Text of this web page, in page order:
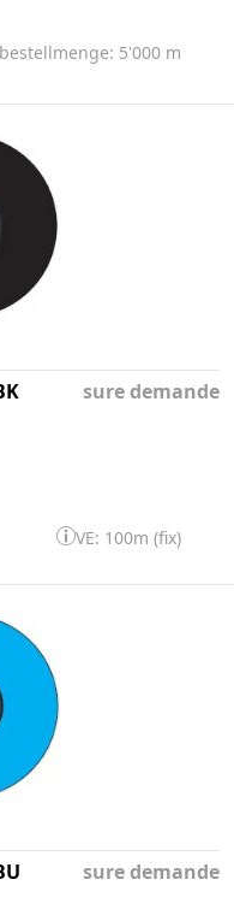
5'000 m
sure demande
VE: 100m (fix)
sure demande